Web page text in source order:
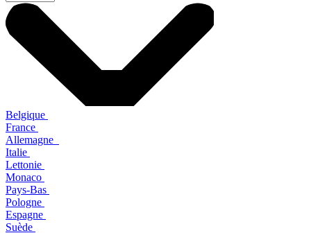
Belgique
France
Allemagne
Italie
Lettonie
Monaco
Pays-Bas
Pologne
Espagne
Suède